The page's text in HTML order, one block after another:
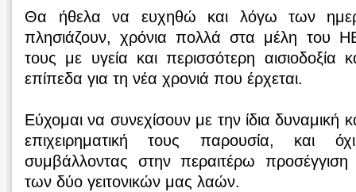
Θα ήθελα να ευχηθώ και λόγω των
πλησιάζουν, χρόνια πολλά στα μέλη του
τους με υγεία και περισσότερη αισιοδοξία
επίπεδα για τη νέα χρονιά που έρχεται.
Εύχομαι να συνεχίσουν με την ίδια δυναμική
επιχειρηματική τους παρουσία, και
συμβάλλοντας στην περαιτέρω
των δύο γειτονικών μας λαών.